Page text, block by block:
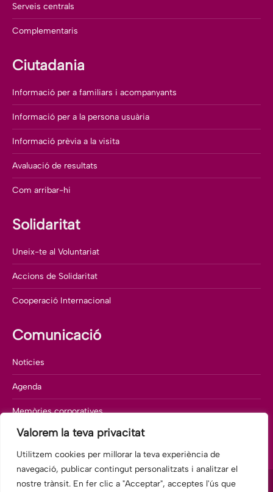
Valorem la teva privacitat
Utilitzem cookies per millorar la teva experiència de
navegació, publicar contingut personalitzats i analitzar el
nostre trànsit. En fer clic a "Acceptar", acceptes l'ús que
Serveis centrals
Complementaris
Ciutadania
Informació per a familiars i acompanyants
Informació per a la persona usuària
Informació prèvia a la visita
Avaluació de resultats
Com arribar-hi
Solidaritat
Uneix-te al Voluntariat
Accions de Solidaritat
Cooperació Internacional
Comunicació
Notícies
Agenda
Memòries corporatives
Departament de comunicació